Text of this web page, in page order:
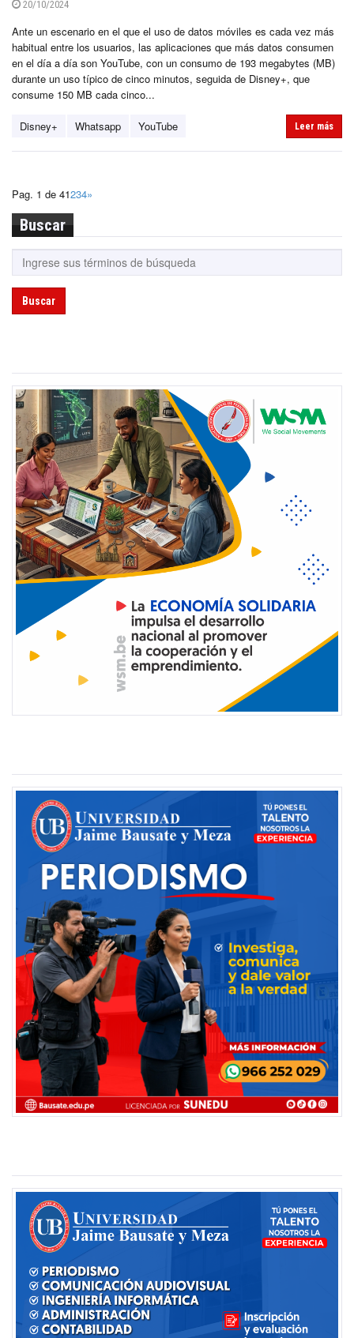
20/10/2024
Ante un escenario en el que el uso de datos móviles es cada vez más
habitual entre los usuarios, las aplicaciones que más datos consumen
en el día a día son YouTube, con un consumo de 193 megabytes (MB)
durante un uso típico de cinco minutos, seguida de Disney+, que
consume 150 MB cada cinco...
Disney+ Whatsapp YouTube Leer más
Pag. 1 de 41234»
Buscar
Buscar